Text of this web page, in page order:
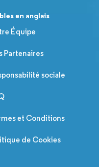
en anglais
Équipe
Partenaires
sociale
et Conditions
de Cookies